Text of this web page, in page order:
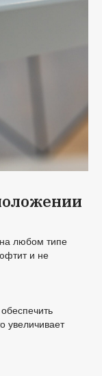
любом типе
и не
увеличивает